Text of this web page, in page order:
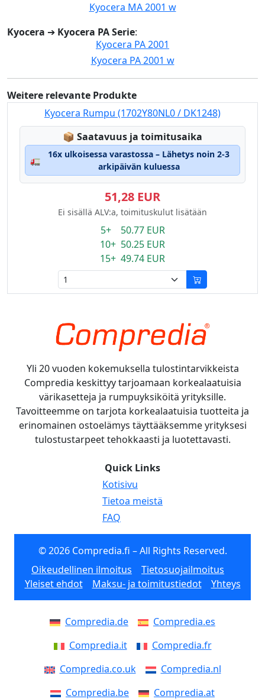
Kyocera MA 2001 w
Kyocera ➔ Kyocera PA Serie:
Kyocera PA 2001
Kyocera PA 2001 w
Weitere relevante Produkte
Kyocera Rumpu (1702Y80NL0 / DK1248)
📦 Lagerstatus:
Saatavuus ja toimitusaika
🚛
16x ulkoisessa varastossa – Lähetys noin 2-3
arkipäivän kuluessa
51,28 EUR
Ei sisällä ALV:a, toimituskulut lisätään
5+ 50.77 EUR
10+ 50.25 EUR
15+ 49.74 EUR
Yli 20 vuoden kokemuksella tulostintarvikkeista
Compredia keskittyy tarjoamaan korkealaatuisia
värikasetteja ja rumpuyksiköitä yrityksille.
Tavoitteemme on tarjota korkealaatuisia tuotteita ja
erinomainen ostoelämys täyttääksemme yrityksesi
tulostustarpeet tehokkaasti ja luotettavasti.
Quick Links
Kotisivu
Tietoa meistä
FAQ
© 2026 Compredia.fi – All Rights Reserved.
Oikeudellinen ilmoitus
Tietosuojailmoitus
Yleiset ehdot
Maksu- ja toimitustiedot Yhteys
Compredia.de
Compredia.es
Compredia.it
Compredia.fr
Compredia.co.uk
Compredia.nl
Compredia.be
Compredia.at